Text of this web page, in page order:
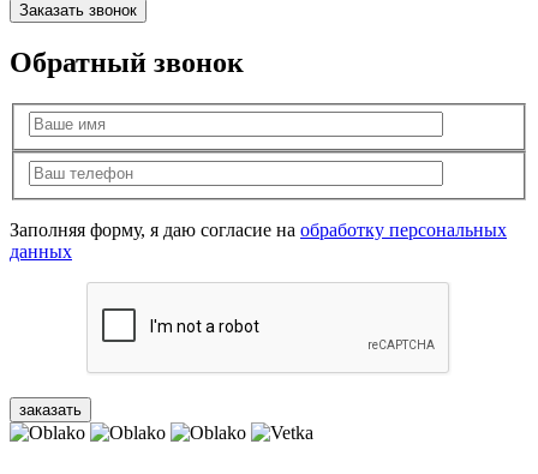
Заказать звонок
Обратный звонок
Заполняя форму, я даю согласие на обработку персональных
данных